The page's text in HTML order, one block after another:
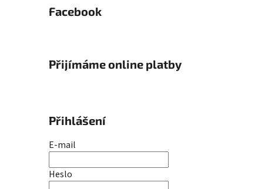
Facebook
Přijímáme online platby
Přihlášení
E-mail
Heslo